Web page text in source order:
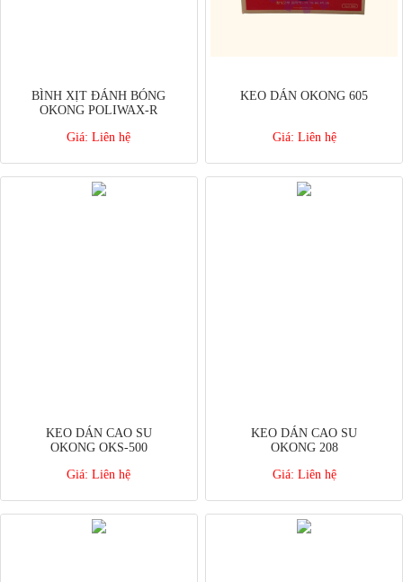
BÌNH XỊT ĐÁNH BÓNG
OKONG POLIWAX-R
Giá: Liên hệ
KEO DÁN OKONG 605
Giá: Liên hệ
KEO DÁN CAO SU
OKONG OKS-500
Giá: Liên hệ
KEO DÁN CAO SU
OKONG 208
Giá: Liên hệ